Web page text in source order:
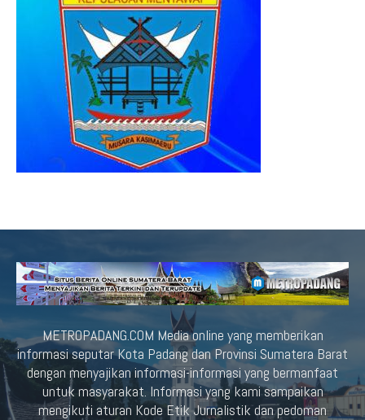
METROPADANG.COM Media online yang memberikan
informasi seputar Kota Padang dan Provinsi Sumatera Barat
dengan menyajikan informasi-informasi yang bermanfaat
untuk masyarakat. Informasi yang kami sampaikan
mengikuti aturan Kode Etik Jurnalistik dan pedoman